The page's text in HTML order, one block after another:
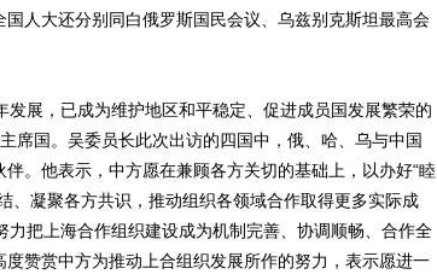
人大还分别同白俄罗斯国民会议、乌兹别克斯坦最高会
展，已成为维护地区和平稳定、促进成员国发展繁荣的
席国。吴委员长此次出访的四国中，俄、哈、乌与中国
。他表示，中方愿在兼顾各方关切的基础上，以办好“睦
、凝聚各方共识，推动组织各领域合作取得更多实际成
把上海合作组织建设成为机制完善、协调顺畅、合作全
赞赏中方为推动上合组织发展所作的努力，表示愿进一